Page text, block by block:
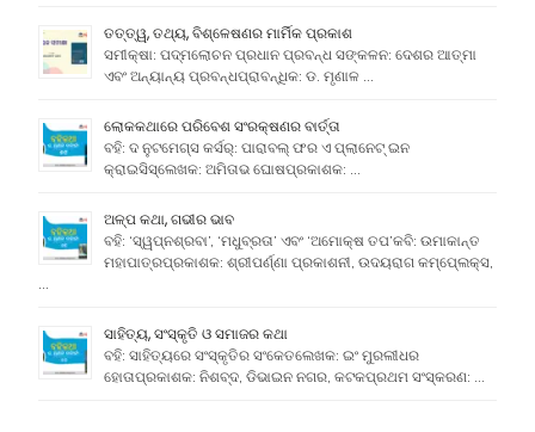
ତତ୍ତ୍ୱ, ତଥ୍ୟ, ବିଶ୍ଳେଷଣର ମାର୍ମିକ ପ୍ରକାଶ
ସମୀକ୍ଷା: ପଦ୍ମଲୋଚନ ପ୍ରଧାନ ପ୍ରବନ୍ଧ ସଙ୍କଳନ: ଦେଶର ଆତ୍ମା
ଏବଂ ଅନ୍ୟାନ୍ୟ ପ୍ରବନ୍ଧପ୍ରାବନ୍ଧିକ: ଡ. ମୃଣାଳ …
ଲୋକକଥାରେ ପରିବେଶ ସଂରକ୍ଷଣର ବାର୍ତ୍ତା
ବହି: ଦ ନୁଟମେଗ୍ସ କର୍ସର୍: ପାରାବଲ୍ ଫର ଏ ପ୍ଲାନେଟ୍ ଇନ
କ୍ରାଇସିସ୍ଲେଖକ: ଅମିତାଭ ଘୋଷପ୍ରକାଶକ: …
ଅଳ୍ପ କଥା, ଗଭୀର ଭାବ
ବହି: ‘ସ୍ୱପ୍ନଶ୍ରବା’, ‘ମଧୁବ୍ରତା’ ଏବଂ ‘ଅମୋକ୍ଷ ତପ’କବି: ଉମାକାନ୍ତ
ମହାପାତ୍ରପ୍ରକାଶକ: ଶ୍ରୀପର୍ଣ୍ଣା ପ୍ରକାଶନୀ, ଉଦୟରାଗ କମ୍ପେ୍ଲକ୍ସ,
ସାହିତ୍ୟ, ସଂସ୍କୃତି ଓ ସମାଜର କଥା
ବହି: ସାହିତ୍ୟରେ ସଂସ୍କୃତିର ସଂକେତଲେଖକ: ଇଂ ମୁରଲୀଧର
ହୋତାପ୍ରକାଶକ: ନିଶବ୍ଦ, ଡିଭାଇନ ନଗର, କଟକପ୍ରଥମ ସଂସ୍କରଣ: …